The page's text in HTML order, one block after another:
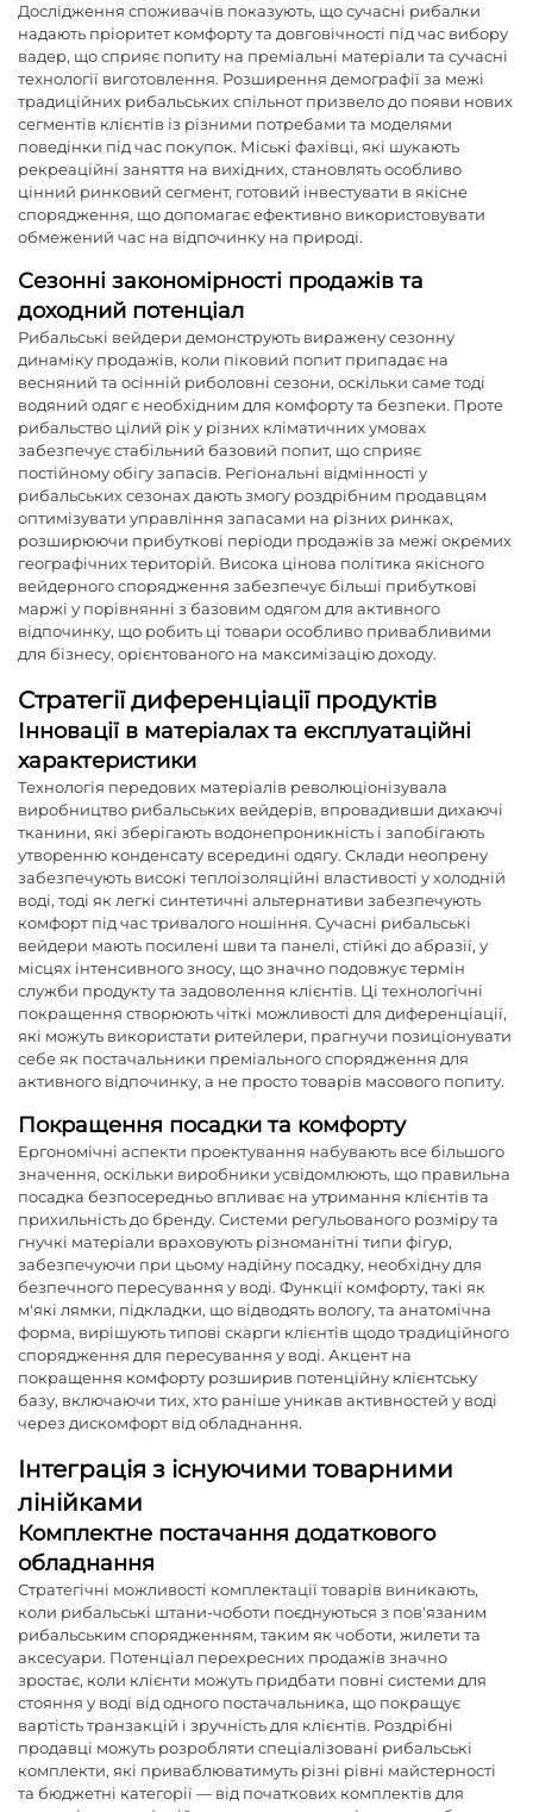
Дослідження споживачів показують, що сучасні рибалки
надають пріоритет комфорту та довговічності під час вибору
вадер, що сприяє попиту на преміальні матеріали та сучасні
технології виготовлення. Розширення демографії за межі
традиційних рибальських спільнот призвело до появи нових
сегментів клієнтів із різними потребами та моделями
поведінки під час покупок. Міські фахівці, які шукають
рекреаційні заняття на вихідних, становлять особливо
цінний ринковий сегмент, готовий інвестувати в якісне
спорядження, що допомагає ефективно використовувати
обмежений час на відпочинку на природі.
Сезонні закономірності продажів та
доходний потенціал
Рибальські вейдери демонструють виражену сезонну
динаміку продажів, коли піковий попит припадає на
весняний та осінній риболовні сезони, оскільки саме тоді
водяний одяг є необхідним для комфорту та безпеки. Проте
рибальство цілий рік у різних кліматичних умовах
забезпечує стабільний базовий попит, що сприяє
постійному обігу запасів. Регіональні відмінності у
рибальських сезонах дають змогу роздрібним продавцям
оптимізувати управління запасами на різних ринках,
розширюючи прибуткові періоди продажів за межі окремих
географічних територій. Висока цінова політика якісного
вейдерного спорядження забезпечує більші прибуткові
маржі у порівнянні з базовим одягом для активного
відпочинку, що робить ці товари особливо привабливими
для бізнесу, орієнтованого на максимізацію доходу.
Стратегії диференціації продуктів
Інновації в матеріалах та експлуатаційні
характеристики
Технологія передових матеріалів революціонізувала
виробництво рибальських вейдерів, впровадивши дихаючі
тканини, які зберігають водонепроникність і запобігають
утворенню конденсату всередині одягу. Склади неопрену
забезпечують високі теплоізоляційні властивості у холодній
воді, тоді як легкі синтетичні альтернативи забезпечують
комфорт під час тривалого ношіння. Сучасні рибальські
вейдери мають посилені шви та панелі, стійкі до абразії, у
місцях інтенсивного зносу, що значно подовжує термін
служби продукту та задоволення клієнтів. Ці технологічні
покращення створюють чіткі можливості для диференціації,
які можуть використати ритейлери, прагнучи позиціонувати
себе як постачальники преміального спорядження для
активного відпочинку, а не просто товарів масового попиту.
Покращення посадки та комфорту
Ергономічні аспекти проектування набувають все більшого
значення, оскільки виробники усвідомлюють, що правильна
посадка безпосередньо впливає на утримання клієнтів та
прихильність до бренду. Системи регульованого розміру та
гнучкі матеріали враховують різноманітні типи фігур,
забезпечуючи при цьому надійну посадку, необхідну для
безпечного пересування у воді. Функції комфорту, такі як
м'які лямки, підкладки, що відводять вологу, та анатомічна
форма, вирішують типові скарги клієнтів щодо традиційного
спорядження для пересування у воді. Акцент на
покращення комфорту розширив потенційну клієнтську
базу, включаючи тих, хто раніше уникав активностей у воді
через дискомфорт від обладнання.
Інтеграція з існуючими товарними
лінійками
Комплектне постачання додаткового
обладнання
Стратегічні можливості комплектації товарів виникають,
коли рибальські штани-чоботи поєднуються з пов'язаним
рибальським спорядженням, таким як чоботи, жилети та
аксесуари. Потенціал перехресних продажів значно
зростає, коли клієнти можуть придбати повні системи для
стояння у воді від одного постачальника, що покращує
вартість транзакцій і зручність для клієнтів. Роздрібні
продавці можуть розробляти спеціалізовані рибальські
комплекти, які приваблюватимуть різні рівні майстерності
та бюджетні категорії — від початкових комплектів для